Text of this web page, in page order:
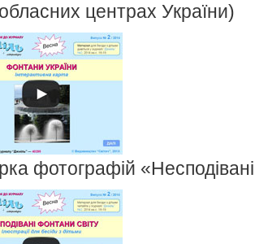
центрах України)
фотографій